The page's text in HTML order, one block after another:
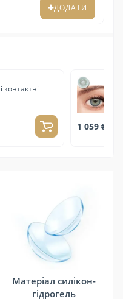
ДОДАТИ
контактні
1 059 ₴
Матеріал силікон-
гідрогель